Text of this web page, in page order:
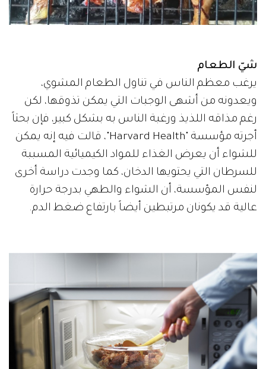
شيّ الطعام
يرغب معظم الناس في تناول الطعام المشوي،
ويعدونه من أشهى الوجبات التي يمكن تذوقها، لكن
رغم مذاقه اللذيذ ورغبة الناس به بشكل كبير، فإن بحثاً
أجرته مؤسسة "Harvard Health"، قالت فيه إنه يمكن
للشواء أن يعرض الغذاء للمواد الكيميائية المسببة
للسرطان التي يحتويها الدخان، كما وجدت دراسة أخرى
لنفس المؤسسة، أن الشواء والطهي بدرجة حرارة
عالية قد يكونان مرتبطين أيضاً بارتفاع ضغط الدم.